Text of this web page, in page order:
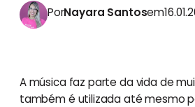
PorNayara Santosem
A música faz parte da vida de
também é utilizada até mesmo